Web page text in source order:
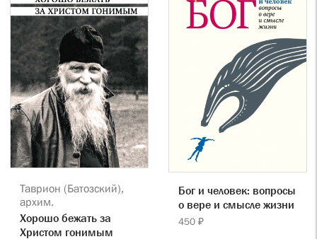
Таврион (Батозский),
архим.
Хорошо бежать за
Христом гонимым
Бог и человек: вопросы
о вере и смысле жизни
450 ₽